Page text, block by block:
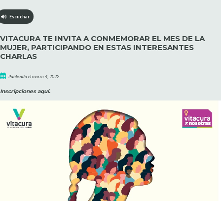
Escuchar
VITACURA TE INVITA A CONMEMORAR EL MES DE LA
MUJER, PARTICIPANDO EN ESTAS INTERESANTES
CHARLAS
Publicado el marzo 4, 2022
Inscripciones aquí.